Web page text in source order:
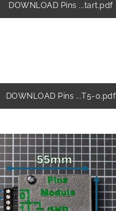
DOWNLOAD Pins ...tart.pdf
DOWNLOAD Pins ...T5-0.pdf